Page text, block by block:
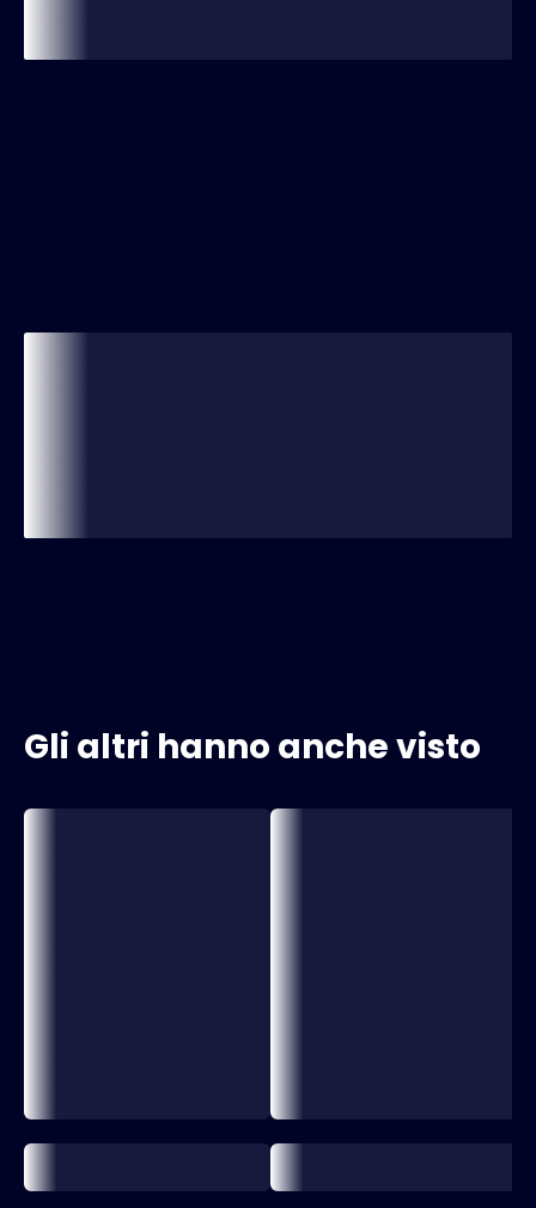
Gli altri hanno anche visto